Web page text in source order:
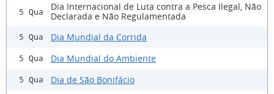
5 Qua
Dia Internacional de Luta contra a Pesca Ilegal, Não
Declarada e Não Regulamentada
5 Qua Dia Mundial da Corrida
5 Qua Dia Mundial do Ambiente
5 Qua Dia de São Bonifácio